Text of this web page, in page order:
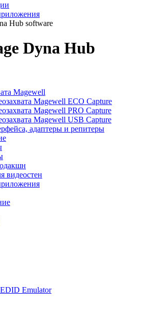
Hub software
Dyna Hub
Magewell
Magewell ECO Capture
Magewell PRO Capture
Magewell USB Capture
адаптеры и репитеры
видеостен
Emulator